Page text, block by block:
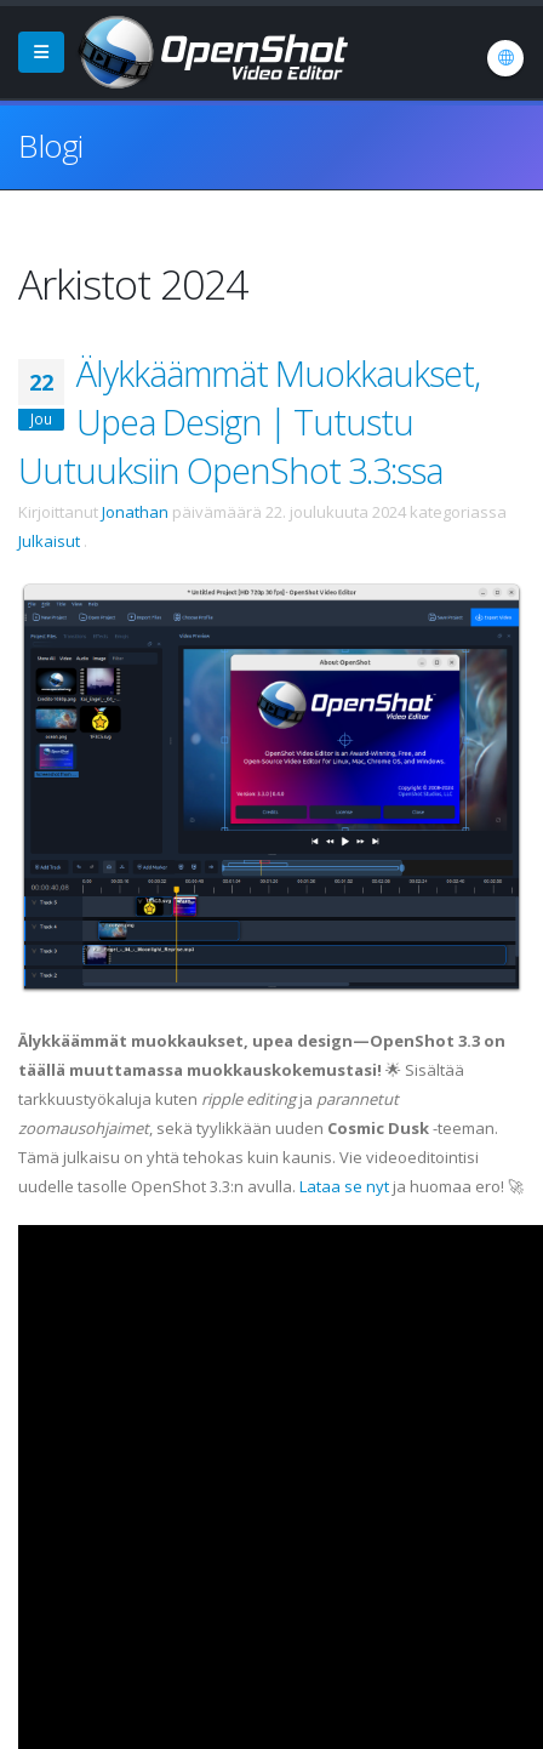
Blogi
Arkistot 2024
22
Jou
Älykkäämmät Muokkaukset,
Upea Design | Tutustu
Uutuuksiin OpenShot 3.3:ssa
KirjoittanutJonathan päivämäärä 22. joulukuuta 2024 kategoriassa
Julkaisut .
Älykkäämmät muokkaukset, upea design—OpenShot 3.3 on
täällä muuttamassa muokkauskokemustasi! 🌟 Sisältää
tarkkuustyökaluja kuten ripple editingja parannetut
zoomausohjaimet, sekä tyylikkään uuden Cosmic Dusk-teeman.
Tämä julkaisu on yhtä tehokas kuin kaunis. Vie videoeditointisi
uudelle tasolle OpenShot 3.3:n avulla. Lataa se nyt ja huomaa ero! 🚀